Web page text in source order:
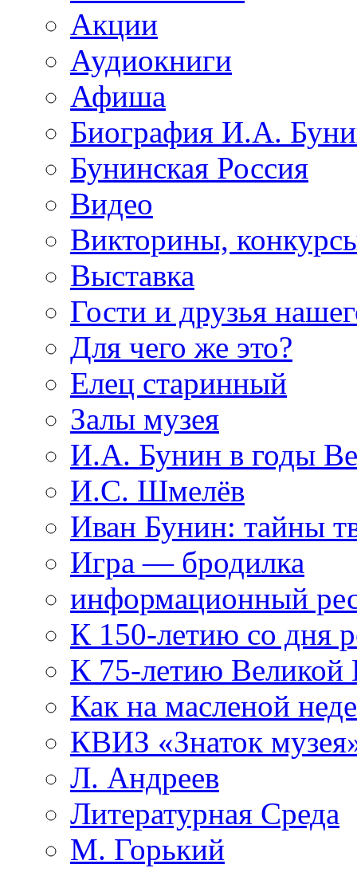
Акции
Аудиокниги
Афиша
Биография И.А.
Бунинская Россия
Видео
Викторины,
Выставка
Гости и друзья
Для чего же это?
Елец старинный
Залы музея
И.А. Бунин в годы
И.С. Шмелёв
Иван Бунин: тайны
Игра — бродилка
информационный
К 150-летию со дня
К 75-летию Великой
Как на масленой
КВИЗ «Знаток
Л. Андреев
Литературная Среда
М. Горький